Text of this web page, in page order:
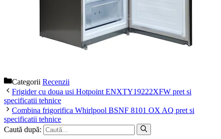
Categorii Recenzii
Frigider cu doua usi Hotpoint ENXTY19222XFW pret si
specificatii tehnice
Combina frigorifica Whirlpool BSNF 8101 OX AQ pret si
specificatii tehnice
Caută după: